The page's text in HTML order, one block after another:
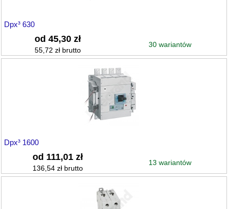
Dpx³ 630
od 45,30 zł
55,72 zł brutto
30 wariantów
Dpx³ 1600
od 111,01 zł
136,54 zł brutto
13 wariantów